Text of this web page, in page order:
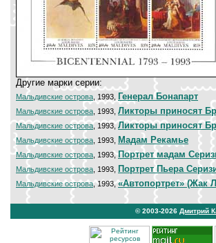
Другие марки серии:
Мальдивские острова , 1993, Генерал Бонапарт
Мальдивские острова , 1993, Ликторы приносят
Мальдивские острова, 1993,Ликторы приносят
Мальдивские острова , 1993, Мадам Рекамье
Мальдивские острова , 1993,Портрет мадам
Мальдивские острова , 1993, Портрет Пьера
Мальдивские острова, 1993,«Автопортрет» (Жак
© 2003-2026 Дмитрий